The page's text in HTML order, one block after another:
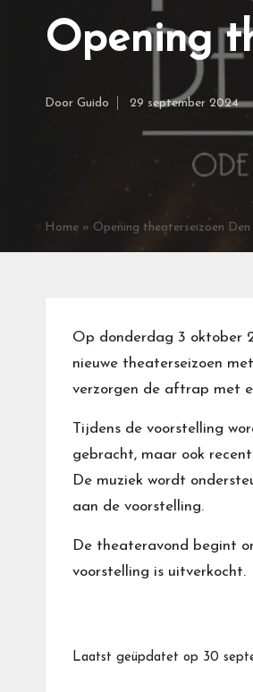
Opening
Door Guido 29 september 2024
Home » Opening theaterseizoen Den
Op donderdag 3 oktober
nieuwe theaterseizoen
verzorgen de aftrap met
Tijdens de voorstelling
gebracht, maar ook
De muziek wordt
aan de voorstelling.
De theateravond begint
voorstelling is uitverkocht.
Laatst geüpdatet op 30